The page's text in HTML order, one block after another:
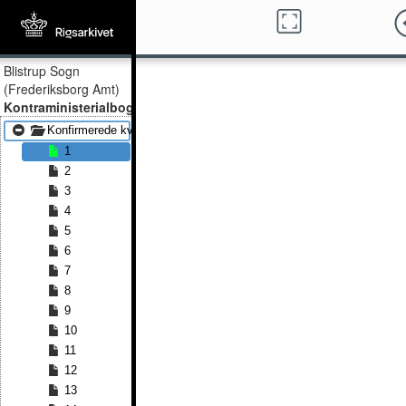
Blistrup Sogn
(Frederiksborg Amt)
Kontraministerialbog
Konfirmerede kvinder 1852 - Konfirmerede kvinder 1865
1
2
3
4
5
6
7
8
9
10
11
12
13